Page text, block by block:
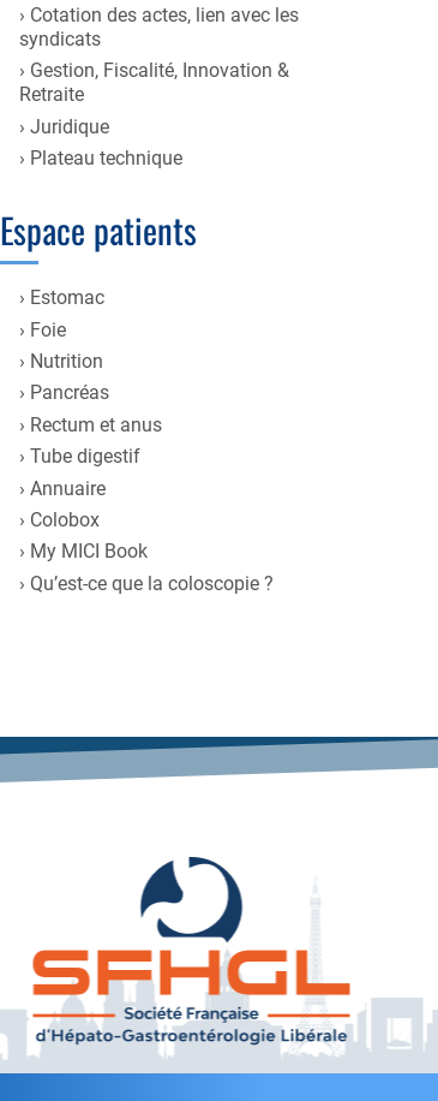
Cotation des actes, lien avec les
syndicats
Gestion, Fiscalité, Innovation &
Retraite
Juridique
Plateau technique
Espace patients
Estomac
Foie
Nutrition
Pancréas
Rectum et anus
Tube digestif
Annuaire
Colobox
My MICI Book
Qu’est-ce que la coloscopie ?